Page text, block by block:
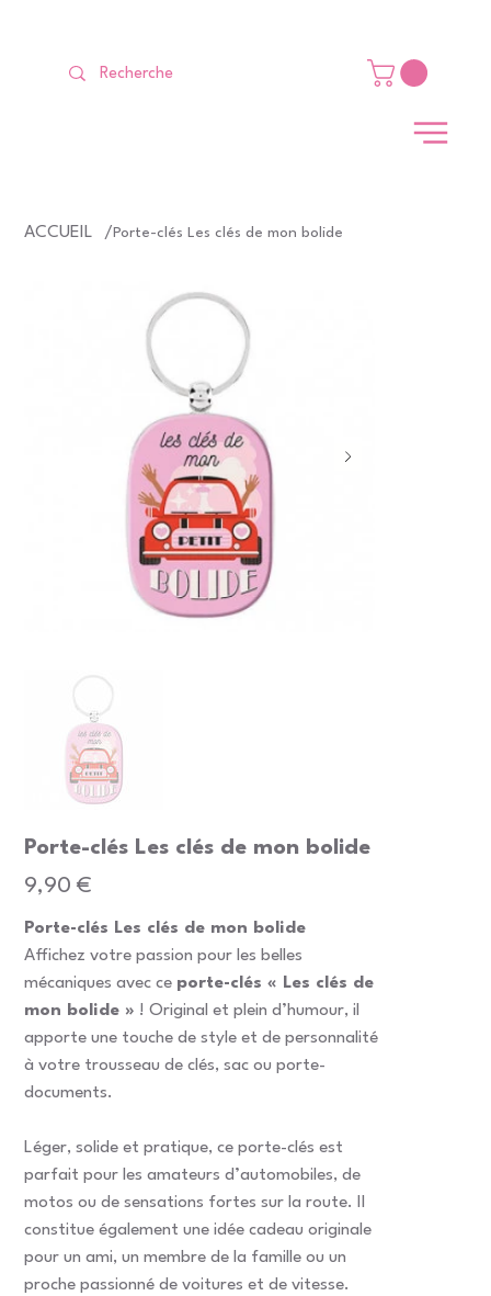
ACCUEIL /Porte-clés Les clés de mon bolide
Porte-clés Les clés de mon bolide
Prix
9,90 €
Porte-clés Les clés de mon bolide
Affichez votre passion pour les belles
mécaniques avec ce porte-clés « Les clés de
mon bolide » ! Original et plein d’humour, il
apporte une touche de style et de personnalité
à votre trousseau de clés, sac ou porte-
documents.
Léger, solide et pratique, ce porte-clés est
parfait pour les amateurs d’automobiles, de
motos ou de sensations fortes sur la route. Il
constitue également une idée cadeau originale
pour un ami, un membre de la famille ou un
proche passionné de voitures et de vitesse.